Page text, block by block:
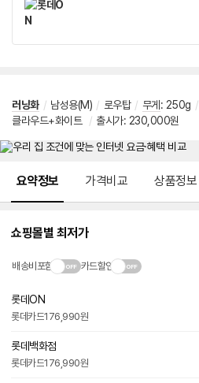
러닝화 / 남성용(M) / 로우탑 / 무게 : 250g /
클라우드+화이트
/ 출시가: 230,000원
요약정보 가격비교 상품정보
쇼핑몰별 최저가
배송비포함 카드할인
롯데ON
롯데카드176,990원
롯데백화점
롯데카드176,990원